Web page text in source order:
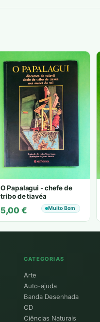
O Papalagui - chefe de
tribo de tiavéa
5,00 € Muito Bom
CATEGORIAS
Arte
Auto-ajuda
Banda Desenhada
CD
Ciências Naturais